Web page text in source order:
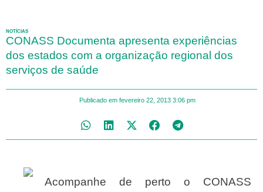
NOTÍCIAS
CONASS Documenta apresenta experiências
dos estados com a organização regional dos
serviços de saúde
Publicado em fevereiro 22, 2013 3:06 pm
Acompanhe de perto o CONASS